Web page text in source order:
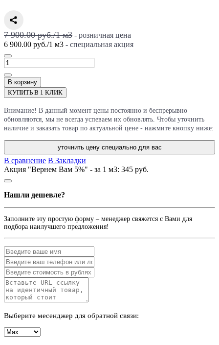
7 900.00 руб./1м3 - розничная цена
6 900.00 руб./1 м3 - специальная акция
В корзину
КУПИТЬ В 1 КЛИК
Внимание! В данный момент цены постоянно и беспрерывно
обновляются, мы не всегда успеваем их обновлять. Чтобы уточнить
наличие и заказать товар по актуальной цене - нажмите кнопку ниже:
уточнить цену специально для вас
В сравнение В Закладки
Акция "Вернем Вам 5%" - за 1 м3: 345 руб.
Нашли дешевле?
Заполните эту простую форму – менеджер свяжется с Вами для
подбора наилучшего предложения!
Выберите месенджер для обратной связи: